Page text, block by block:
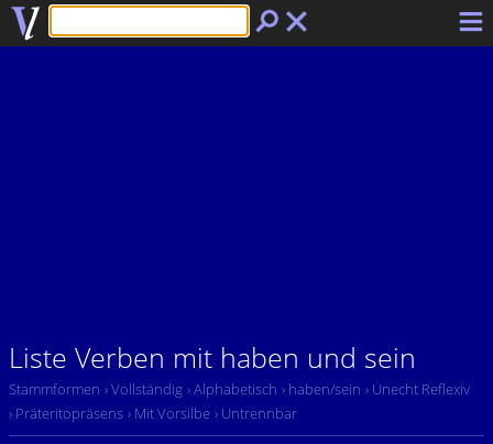
Liste Verben mit haben und sein
Stammformen › Vollständig › Alphabetisch › haben/sein › Unecht Reflexiv
› Präteritopräsens › Mit Vorsilbe › Untrennbar